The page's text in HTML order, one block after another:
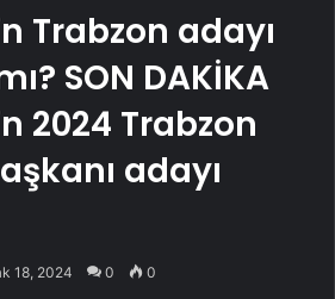
Trabzon adayı
SON DAKİKA
2024 Trabzon
adayı
18, 2024 0 0